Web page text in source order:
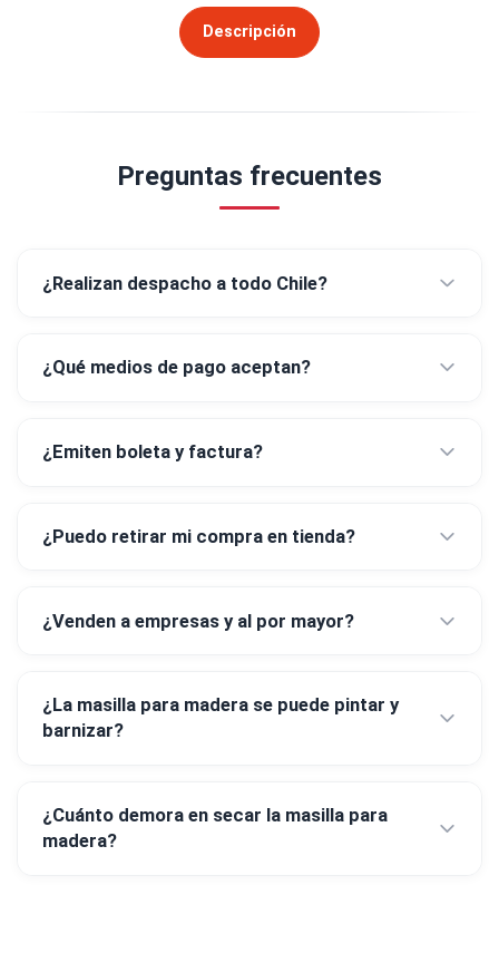
Descripción
Preguntas frecuentes
¿Realizan despacho a todo Chile?
¿Qué medios de pago aceptan?
¿Emiten boleta y factura?
¿Puedo retirar mi compra en tienda?
¿Venden a empresas y al por mayor?
¿La masilla para madera se puede pintar y
barnizar?
¿Cuánto demora en secar la masilla para
madera?